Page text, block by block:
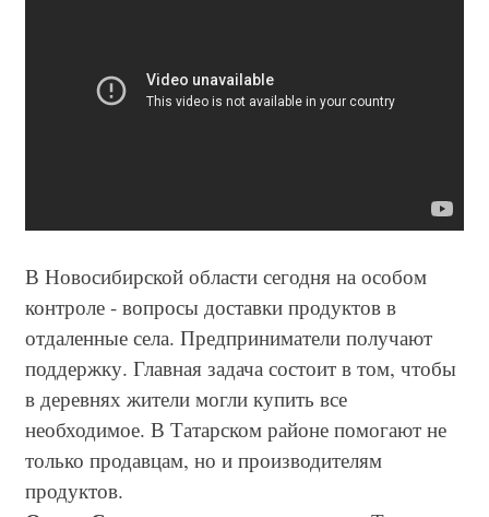
В Новосибирской области сегодня на особом
контроле - вопросы доставки продуктов в
отдаленные села. Предприниматели получают
поддержку. Главная задача состоит в том, чтобы
в деревнях жители могли купить все
необходимое. В Татарском районе помогают не
только продавцам, но и производителям
продуктов.